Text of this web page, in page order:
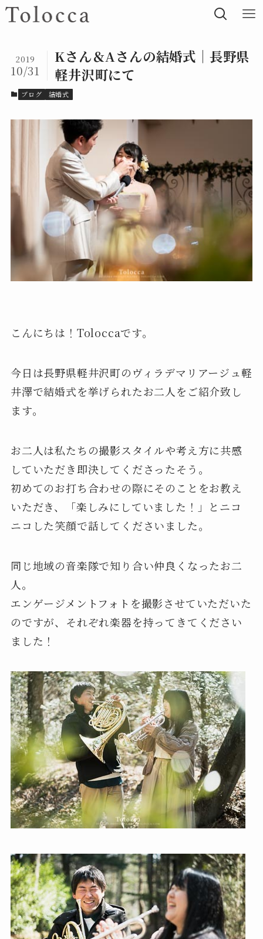
Kさん＆Aさんの結婚式｜長野県
軽井沢町にて
2019
10/31
ブログ 結婚式
こんにちは！Toloccaです。
今日は長野県軽井沢町のヴィラデマリアージュ軽
井澤で結婚式を挙げられたお二人をご紹介致し
ます。
お二人は私たちの撮影スタイルや考え方に共感
していただき即決してくださったそう。
初めてのお打ち合わせの際にそのことをお教え
いただき、「楽しみにしていました！」とニコ
ニコした笑顔で話してくださいました。
同じ地域の音楽隊で知り合い仲良くなったお二
人。
エンゲージメントフォトを撮影させていただいた
のですが、それぞれ楽器を持ってきてください
ました！